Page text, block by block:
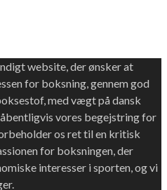
website, der ønsker at
for boksning, gennem god
med vægt på dansk
vores begejstring for
os ret til en kritisk
for boksningen, der
interesser i sporten, og vi